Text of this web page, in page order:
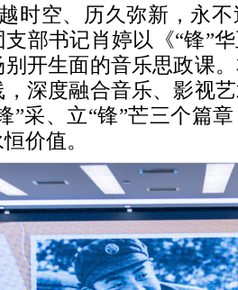
时空、历久弥新，永
部书记肖婷以《“锋”
别开生面的音乐思政课
深度融合音乐、影视
”采、立“锋”芒三个篇
价值。